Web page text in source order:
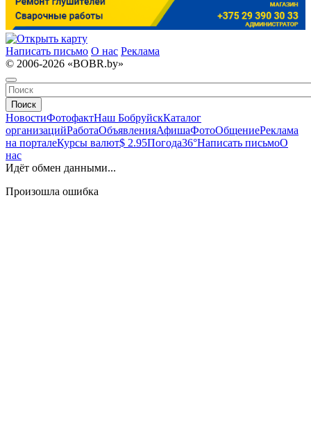
Написать письмо О нас Реклама
© 2006-2026 «BOBR.by»
Поиск
НовостиФотофактНаш БобруйскКаталог
организацийРаботаОбъявленияАфишаФотоОбщениеРеклама
на порталеКурсы валют$ 2.95Погода36°Написать письмоО
нас
Идёт обмен данными...
Произошла ошибка